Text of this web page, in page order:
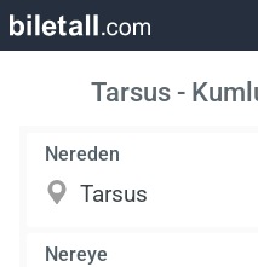
Tarsus -
Nereden
Nereye